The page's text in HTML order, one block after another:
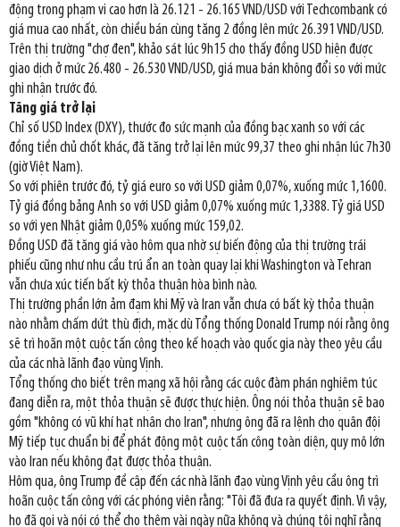
động trong phạm vi cao hơn là 26.121 - 26.165 VND/USD với Techcombank có
giá mua cao nhất, còn chiều bán cùng tăng 2 đồng lên mức 26.391 VND/USD.
Trên thị trường "chợ đen", khảo sát lúc 9h15 cho thấy đồng USD hiện được
giao dịch ở mức 26.480 - 26.530 VND/USD, giá mua bán không đổi so với mức
ghi nhận trước đó.
Tăng giá trở lại
Chỉ số USD Index (DXY), thước đo sức mạnh của đồng bạc xanh so với các
đồng tiền chủ chốt khác, đã tăng trở lại lên mức 99,37 theo ghi nhận lúc 7h30
(giờ Việt Nam).
So với phiên trước đó, tỷ giá euro so với USD giảm 0,07%, xuống mức 1,1600.
Tỷ giá đồng bảng Anh so với USD giảm 0,07% xuống mức 1,3388. Tỷ giá USD
so với yen Nhật giảm 0,05% xuống mức 159,02.
Đồng USD đã tăng giá vào hôm qua nhờ sự biến động của thị trường trái
phiếu cũng như nhu cầu trú ẩn an toàn quay lại khi Washington và Tehran
vẫn chưa xúc tiến bất kỳ thỏa thuận hòa bình nào.
Thị trường phần lớn ảm đạm khi Mỹ và Iran vẫn chưa có bất kỳ thỏa thuận
nào nhằm chấm dứt thù địch, mặc dù Tổng thống Donald Trump nói rằng ông
sẽ trì hoãn một cuộc tấn công theo kế hoạch vào quốc gia này theo yêu cầu
của các nhà lãnh đạo vùng Vịnh.
Tổng thống cho biết trên mạng xã hội rằng các cuộc đàm phán nghiêm túc
đang diễn ra, một thỏa thuận sẽ được thực hiện. Ông nói thỏa thuận sẽ bao
gồm "không có vũ khí hạt nhân cho Iran", nhưng ông đã ra lệnh cho quân đội
Mỹ tiếp tục chuẩn bị để phát động một cuộc tấn công toàn diện, quy mô lớn
vào Iran nếu không đạt được thỏa thuận.
Hôm qua, ông Trump đề cập đến các nhà lãnh đạo vùng Vịnh yêu cầu ông trì
hoãn cuộc tấn công với các phóng viên rằng: "Tôi đã đưa ra quyết định. Vì vậy,
họ đã gọi và nói có thể cho thêm vài ngày nữa không và chúng tôi nghĩ rằng